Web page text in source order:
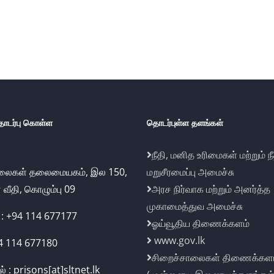
கொள்ள
தலைமையகம், இல 150,
கொழும்பு 09
114 677177
114 677180
: prisons[at]sltnet.lk
தொடர்புள்ள தளங்கள்
நீதி, மனித உரிமைகள் மற்றும்
மறுசீரமைப்பு அமைச்சு
அரச நிர்வாக மற்றும் அனர்த்த
முகாமைத்துவ அமைச்சு
ஓய்வூதிய திணைக்களம்
www.gov.lk
சிறைச்சாலைகள்